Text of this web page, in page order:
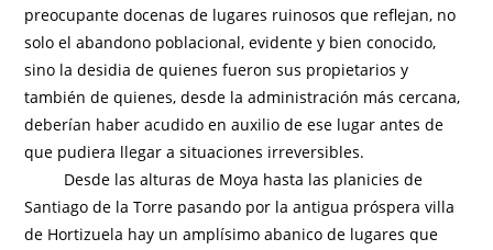
preocupante docenas de lugares ruinosos que reflejan, no
solo el abandono poblacional, evidente y bien conocido,
sino la desidia de quienes fueron sus propietarios y
también de quienes, desde la administración más cercana,
deberían haber acudido en auxilio de ese lugar antes de
que pudiera llegar a situaciones irreversibles.
Desde las alturas de Moya hasta las planicies de
Santiago de la Torre pasando por la antigua próspera villa
de Hortizuela hay un amplísimo abanico de lugares que